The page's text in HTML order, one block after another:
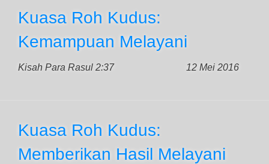
Kuasa Roh Kudus:
Kemampuan Melayani
Kisah Para Rasul 2:37 12 Mei 2016
Kuasa Roh Kudus:
Memberikan Hasil Melayani